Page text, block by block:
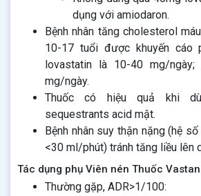
dụng với amiodaron.
Bệnh nhân tăng cholesterol
10-17 tuổi được khuyến cáo
lovastatin là 10-40 mg/
mg/ngày.
Thuốc có hiệu quả khi
sequestrants acid mật.
Bệnh nhân suy thận nặng (hệ
<30 ml/phút) tránh tăng liều lên
Tác dụng phụ Viên nén Thuốc
Thường gặp, ADR>1/100: